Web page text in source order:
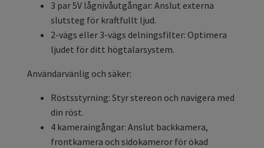
3 par 5V lågnivåutgångar: Anslut externa
slutsteg för kraftfullt ljud.
2-vägs eller 3-vägs delningsfilter: Optimera
ljudet för ditt högtalarsystem.
Användarvänlig och säker:
Röstsstyrning: Styr stereon och navigera med
din röst.
4 kameraingångar: Anslut backkamera,
frontkamera och sidokameror för ökad